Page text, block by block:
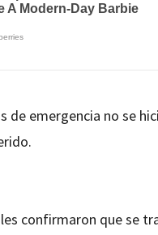
de emergencia no se
confirmaron que se